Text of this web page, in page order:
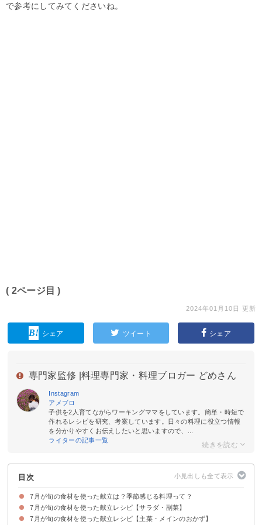
で参考にしてみてくださいね。
( 2ページ目 )
2024年01月10日 更新
シェア ツイート シェア
専門家監修 | 料理専門家・料理ブロガー どめさん
Instagram
アメブロ
子供を2人育てながらワーキングママをしています。簡単・時短で
作れるレシピを研究、考案しています。日々の料理に役立つ情報
を分かりやすくお伝えしたいと思いますので、...
ライターの記事一覧
目次
7月が旬の食材を使った献立は？季節感じる料理って？
7月が旬・食べ頃の食材は何がある？
7月が旬の食材を使った献立レシピ【サラダ・副菜】
①【ゴーヤ】ゴーヤとツナのサラダ
②【きゅうり】きゅうりの和え物
③【真アジ】真アジのカルパッチョ
④【オクラ】オクラと梅干しの和え物
7月が旬の食材を使った献立レシピ【主菜・メインのおかず】